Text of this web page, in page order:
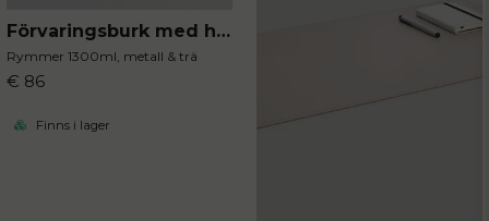
Förvaringsburk med handtag mocca
Rymmer 1300ml, metall & trä
€ 86
Finns i lager